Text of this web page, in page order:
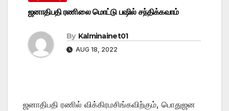
ஜனாதிபதி ரணிலை மொட்டு பஷில் சந்திக்கவாம்
By Kalminainet01
AUG 18, 2022
ஜனாதிபதி ரணில் விக்கிரமசிங்கவிற்கும், பொதுஜன